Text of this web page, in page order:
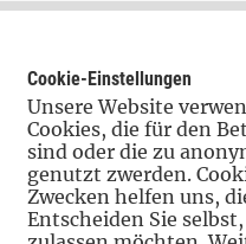
Kind oft krank. Bei
außer Gefecht. Dann
sein. Und auf
Cookie-Einstellungen
Unsere Website
Cookies, die für den
sind oder die zu
genutzt zwerden.
Zwecken helfen uns,
Entscheiden Sie